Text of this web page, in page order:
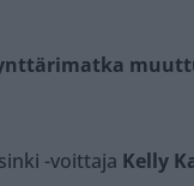
-voittaja Kelly